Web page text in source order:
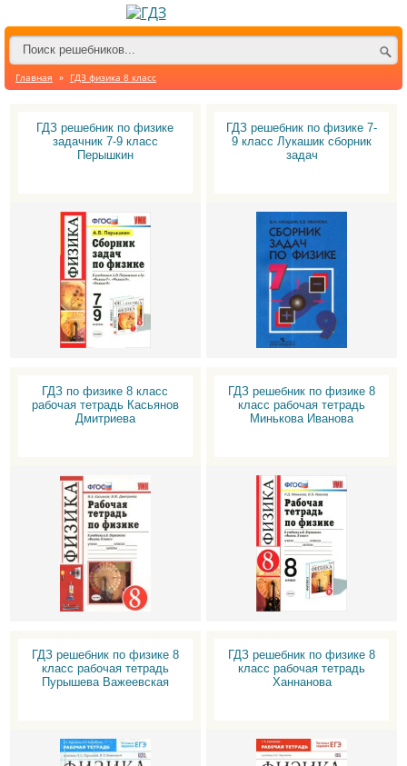
Главная » ГДЗ физика 8 класс
ГДЗ решебник по физике
задачник 7-9 класс
Перышкин
ГДЗ решебник по физике 7-
9 класс Лукашик сборник
задач
ГДЗ по физике 8 класс
рабочая тетрадь Касьянов
Дмитриева
ГДЗ решебник по физике 8
класс рабочая тетрадь
Минькова Иванова
ГДЗ решебник по физике 8
класс рабочая тетрадь
Пурышева Важеевская
ГДЗ решебник по физике 8
класс рабочая тетрадь
Ханнанова